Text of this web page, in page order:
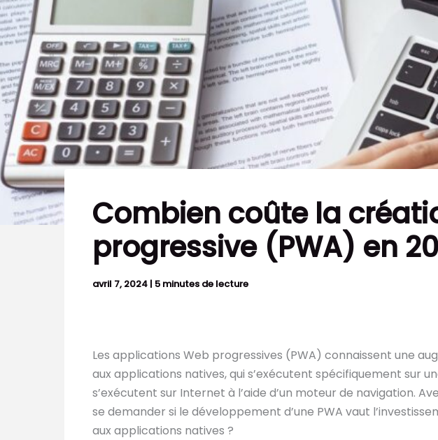
Combien coûte la
progressive (PWA) en
avril 7, 2024 | 5 minutes de lecture
Les applications Web progressives (PWA) connaissent une
aux applications natives, qui s’exécutent spécifiquement sur
s’exécutent sur Internet à l’aide d’un moteur de navigation.
se demander si le développement d’une PWA vaut
aux applications natives ?